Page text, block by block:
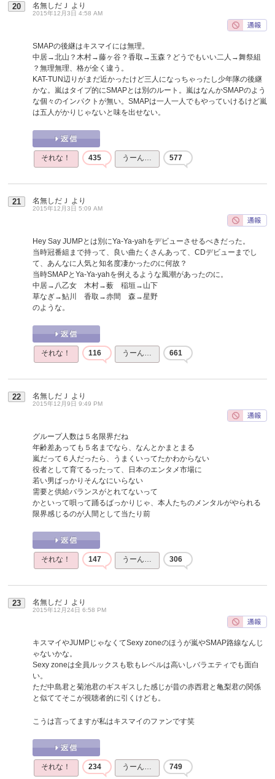
20 名無しだＪ より
2015年12月3日 4:58 AM
SMAPの後継はキスマイには無理。
中居→北山？木村→藤ヶ谷？香取→玉森？どうでもいい二人→舞祭組
？無理無理、格が全く違う。
KAT-TUN辺りがまだ近かったけど三人になっちゃったし少年隊の後継
かな。嵐はタイプ的にSMAPとは別のルート。嵐はなんかSMAPのよう
な個々のインパクトが無い。SMAPは一人一人でもやっていけるけど嵐
は五人がかりじゃないと味を出せない。
それな！ 435 うーん… 577
21 名無しだＪ より
2015年12月3日 5:09 AM
Hey Say JUMPとは別にYa-Ya-yahをデビューさせるべきだった。
当時冠番組まで持って、良い曲たくさんあって、CDデビューまでし
て、あんなに人気と知名度凄かったのに何故？
当時SMAPとYa-Ya-yahを例えるような風潮があったのに。
中居→八乙女 木村→薮 稲垣→山下
草なぎ→鮎川 香取→赤間 森→星野
のような。
それな！ 116 うーん… 661
22 名無しだＪ より
2015年12月9日 9:49 PM
グループ人数は５名限界だね
年齢差あっても５名までなら、なんとかまとまる
嵐だって６人だったら、うまくいってたかわからない
役者として育てるったって、日本のエンタメ市場に
若い男ばっかりそんなにいらない
需要と供給バランスがとれてないって
かといって唄って踊るばっかりじゃ、本人たちのメンタルがやられる
限界感じるのが人間として当たり前
それな！ 147 うーん… 306
23 名無しだＪ より
2015年12月24日 6:58 PM
キスマイやJUMPじゃなくてSexy zoneのほうが嵐やSMAP路線なんじ
ゃないかな。
Sexy zoneは全員ルックスも歌もレベルは高いしバラエティでも面白
い。
ただ中島君と菊池君のギスギスした感じが昔の赤西君と亀梨君の関係
と似ててそこが視聴者的に引くけども。
こうは言ってますが私はキスマイのファンです笑
それな！ 234 うーん… 749